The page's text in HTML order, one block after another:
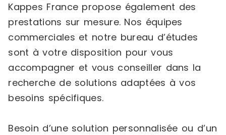
Kappes France propose également des
prestations sur mesure. Nos équipes
commerciales et notre bureau d’études
sont à votre disposition pour vous
accompagner et vous conseiller dans la
recherche de solutions adaptées à vos
besoins spécifiques.
Besoin d’une solution personnalisée ou d’un